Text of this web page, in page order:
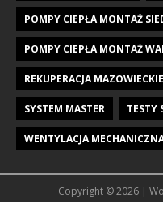
POMPY CIEPŁA MONTAŻ
POMPY CIEPŁA MONTAŻ
REKUPERACJA MAZOWIECKIE
SYSTEM MASTER TESTY
WENTYLACJA
Copyright © 2026 |